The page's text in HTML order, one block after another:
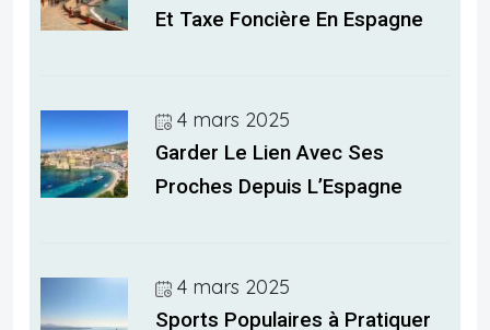
Et Taxe Foncière En Espagne
4 mars 2025
Garder Le Lien Avec Ses
Proches Depuis L’Espagne
4 mars 2025
Sports Populaires à Pratiquer